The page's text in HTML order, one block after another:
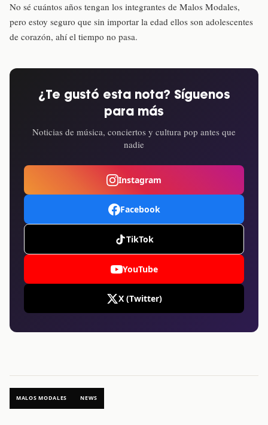
No sé cuántos años tengan los integrantes de Malos Modales,
pero estoy seguro que sin importar la edad ellos son adolescentes
de corazón, ahí el tiempo no pasa.
¿Te gustó esta nota? Síguenos
para más
Noticias de música, conciertos y cultura pop antes que
nadie
Instagram
Facebook
TikTok
YouTube
X (Twitter)
MALOS MODALES NEWS